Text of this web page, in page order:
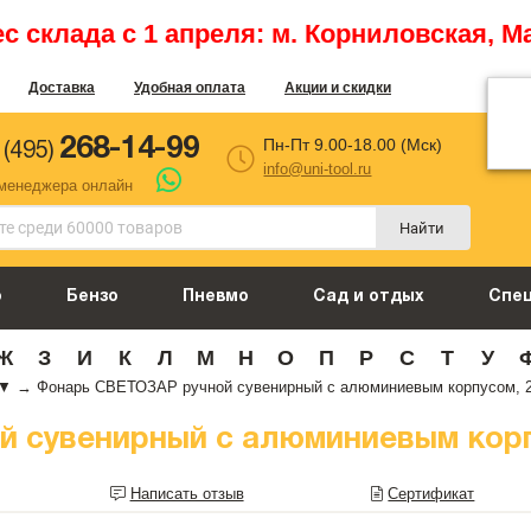
склада с 1 апреля: м. Корниловская,
Доставка Удобная оплата Акции и скидки
268-14-99
онлайн
Пн-Пт 9.00-18.00 (Мск)
info@uni-tool.ru
Найти
Бензо Пневмо Сад и отдых
З И К Л М Н О П Р С Т У
→ Фонарь СВЕТОЗАР ручной сувенирный с алюминиевым корпусом,
с алюминиевым
Написать отзыв Сертификат